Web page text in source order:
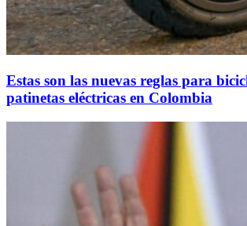
Estas son las nuevas reglas para
patinetas eléctricas en Colombia